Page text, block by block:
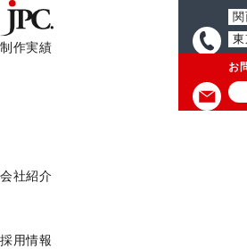
制作実績
会社紹介
採用情報
東
お
カタログ制作・パンフレットデザイン会社